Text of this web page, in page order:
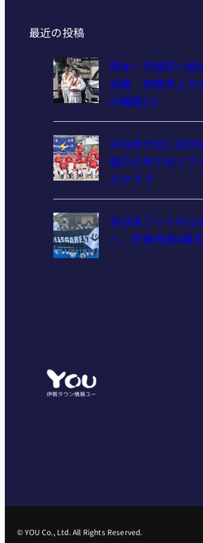
最近の投稿
熊本・宇城市へ給
派遣 伊賀市上下
の職員3人
中日本大会に初
張の少年少女ソフ
ルクラブ
全日本フットサル
へ 伊賀地域4選
© YOU Co., Ltd. All Rights Reserved.